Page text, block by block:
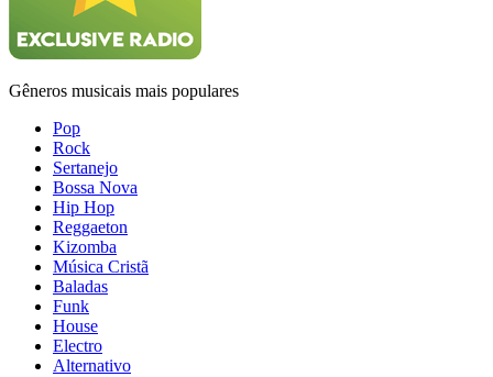
Gêneros musicais mais populares
Pop
Rock
Sertanejo
Bossa Nova
Hip Hop
Reggaeton
Kizomba
Música Cristã
Baladas
Funk
House
Electro
Alternativo